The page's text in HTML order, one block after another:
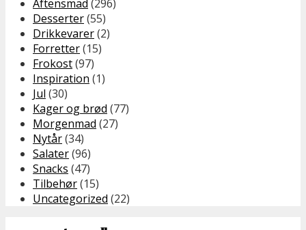
Aftensmad (296)
Desserter(55)
Drikkevarer(2)
Forretter(15)
Frokost(97)
Inspiration (1)
Jul (30)
Kager og brød (77)
Morgenmad (27)
Nytår(34)
Salater(96)
Snacks (47)
Tilbehør(15)
Uncategorized (22)